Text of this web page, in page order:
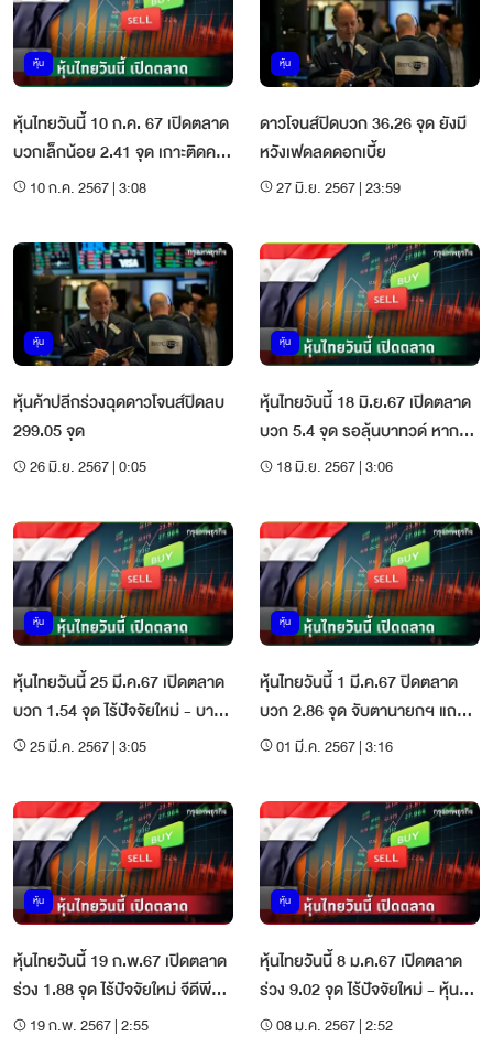
หุ้น
หุ้นไทยวันนี้ 10 ก.ค. 67 เปิดตลาด
บวกเล็กน้อย 2.41 จุด เกาะติดคดี
นายก10 ก.ค. 2567 | 3:08
หุ้น
ดาวโจนส์ปิดบวก 36.26 จุด ยังมี
หวังเฟดลดดอกเบี้ย
27 มิ.ย. 2567 | 23:59
หุ้น
หุ้นค้าปลีกร่วงฉุดดาวโจนส์ปิดลบ
299.05 จุด
26 มิ.ย. 2567 | 0:05
หุ้น
หุ้นไทยวันนี้ 18 มิ.ย.67 เปิดตลาด
บวก 5.4 จุด รอลุ้นบาทวด์ หาก
การเมืองชัดเจน
18 มิ.ย. 2567 | 3:06
หุ้น
หุ้นไทยวันนี้ 25 มี.ค.67 เปิดตลาด
บวก 1.54 จุด ไร้ปัจจัยใหม่ - บาท
อ่อนกดดัน
25 มี.ค. 2567 | 3:05
หุ้น
หุ้นไทยวันนี้ 1 มี.ค.67 ปิดตลาด
บวก 2.86 จุด จับตานายกฯ แถลง
แผน Aviation Hub
01 มี.ค. 2567 | 3:16
หุ้น
หุ้นไทยวันนี้ 19 ก.พ.67 เปิดตลาด
ร่วง 1.88 จุด ไร้ปัจจัยใหม่ จีดีพีปี
66 โตต่ำ
19 ก.พ. 2567 | 2:55
หุ้น
หุ้นไทยวันนี้ 8 ม.ค.67 เปิดตลาด
ร่วง 9.02 จุด ไร้ปัจจัยใหม่ - หุ้นกู้
อสังหาฯ ฉุด
08 ม.ค. 2567 | 2:52